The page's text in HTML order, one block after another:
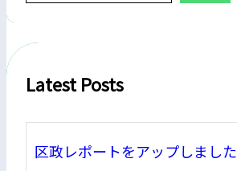
a
c
Latest Posts
区政レポートをアップしました